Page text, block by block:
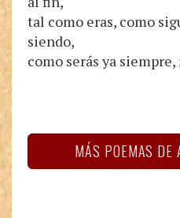
tal como eras, como
siendo,
como serás ya
MÁS POEMAS DE